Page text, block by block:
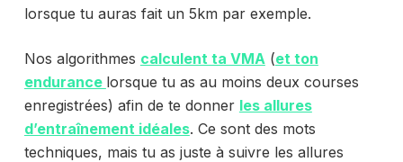
lorsque tu auras fait un 5km par exemple.
Nos algorithmes calculent ta VMA (et ton
endurance lorsque tu as au moins deux courses
enregistrées) afin de te donner les allures
d’entraînement idéales. Ce sont des mots
techniques, mais tu as juste à suivre les allures